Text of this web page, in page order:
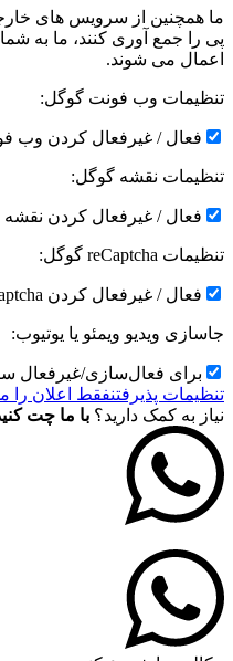
ما همچنین از سرویس های
پی را جمع آوری کنند، ما به
اعمال می شوند.
تنظیمات وب فونت گوگل:
فعال / غیرفعال کردن وب
تنظیمات نقشه گوگل:
فعال / غیرفعال کردن
تنظیمات reCaptcha گوگل:
فعال / غیرفعال کردن reCaptcha گوگل
جاسازی ویدیو ویمئو یا یوتیوب:
برای فعال‌سازی/غیرفعال
تنظیمات پذیرفتنفقط اعلان را
نیاز به کمک دارید؟ با ما چت